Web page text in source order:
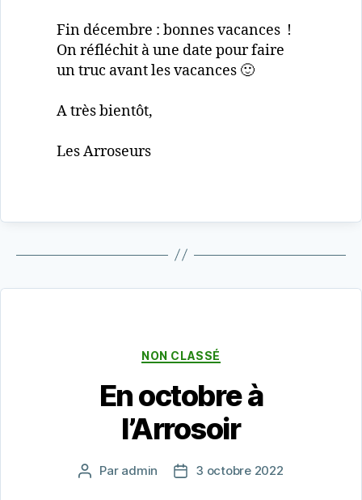
Fin décembre : bonnes vacances !
On réfléchit à une date pour faire
un truc avant les vacances 🙂
A très bientôt,
Les Arroseurs
Catégories
NON CLASSÉ
En octobre à
l’Arrosoir
Auteur
Par admin
Date3 octobre 2022